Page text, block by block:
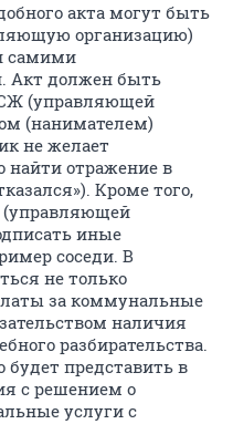
акта могут быть
организацию)
самими
Акт должен быть
(управляющей
(нанимателем)
не желает
найти отражение в
Кроме того,
иные
соседи. В
не только
за коммунальные
наличия
разбирательства.
представить в
с решением о
услуги с